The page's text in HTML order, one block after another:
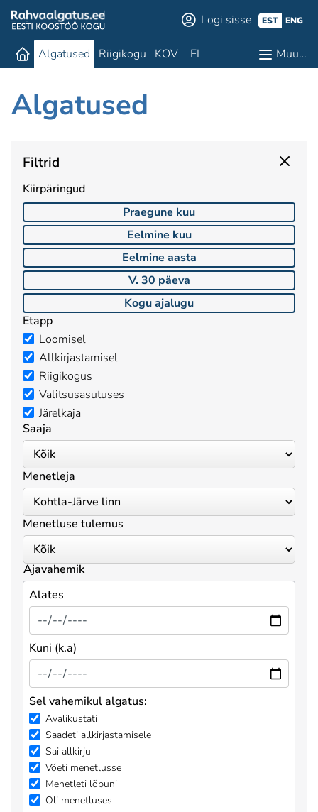
Logi sisse EST ENG
Algatused Riigikogu KOV EL Muu…
Algatused
Filtrid
Kiirpäringud
Praegune kuu
Eelmine kuu
Eelmine aasta
V. 30 päeva
Kogu ajalugu
Etapp
Loomisel
Allkirjastamisel
Riigikogus
Valitsusasutuses
Järelkaja
Saaja
Menetleja
Menetluse tulemus
Ajavahemik
Alates
Kuni (k.a)
Sel vahemikul algatus:
Avalikustati
Saadeti allkirjastamisele
Sai allkirju
Võeti menetlusse
Menetleti lõpuni
Oli menetluses